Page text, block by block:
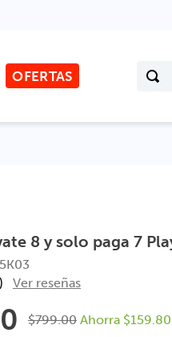
OFERTAS
Buscar
8 y solo paga 7
) Ver reseñas
$799.00 Ahorra $159.80